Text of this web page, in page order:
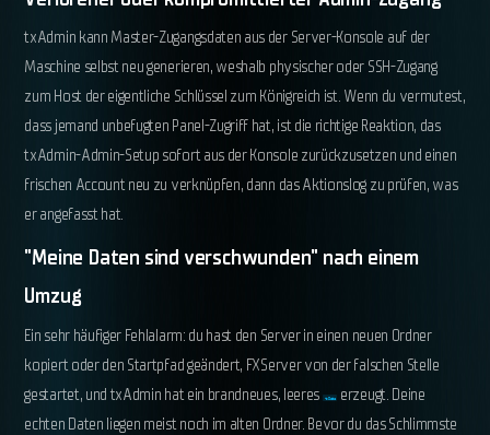
txAdmin kann Master-Zugangsdaten aus der Server-Konsole auf der
Maschine selbst neu generieren, weshalb physischer oder SSH-Zugang
zum Host der eigentliche Schlüssel zum Königreich ist. Wenn du vermutest,
dass jemand unbefugten Panel-Zugriff hat, ist die richtige Reaktion, das
txAdmin-Admin-Setup sofort aus der Konsole zurückzusetzen und einen
frischen Account neu zu verknüpfen, dann das Aktionslog zu prüfen, was
er angefasst hat.
"Meine Daten sind verschwunden" nach einem
Umzug
Ein sehr häufiger Fehlalarm: du hast den Server in einen neuen Ordner
kopiert oder den Startpfad geändert, FXServer von der falschen Stelle
gestartet, und txAdmin hat ein brandneues, leeres
txData
erzeugt. Deine
echten Daten liegen meist noch im alten Ordner. Bevor du das Schlimmste